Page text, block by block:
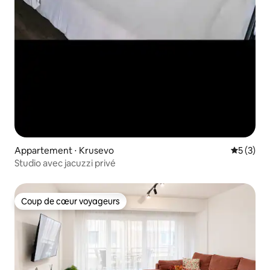
Appartement ⋅ Krusevo
5 (3)
Studio avec jacuzzi privé
Coup de cœur voyageurs
Coup de cœur voyageurs